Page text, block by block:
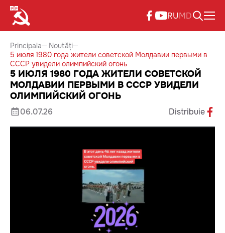
RUMD
Principala
Noutăți
5 июля 1980 года жители советской Молдавии первыми в
СССР увидели олимпийский огонь
5 ИЮЛЯ 1980 ГОДА ЖИТЕЛИ СОВЕТСКОЙ
МОЛДАВИИ ПЕРВЫМИ В СССР УВИДЕЛИ
ОЛИМПИЙСКИЙ ОГОНЬ
06.07.26 Distribuie